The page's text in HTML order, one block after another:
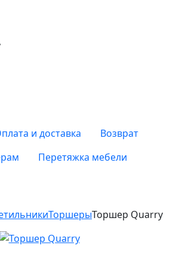
и доставка
Возврат
Перетяжка мебели
ТоршерыТоршер Quarry